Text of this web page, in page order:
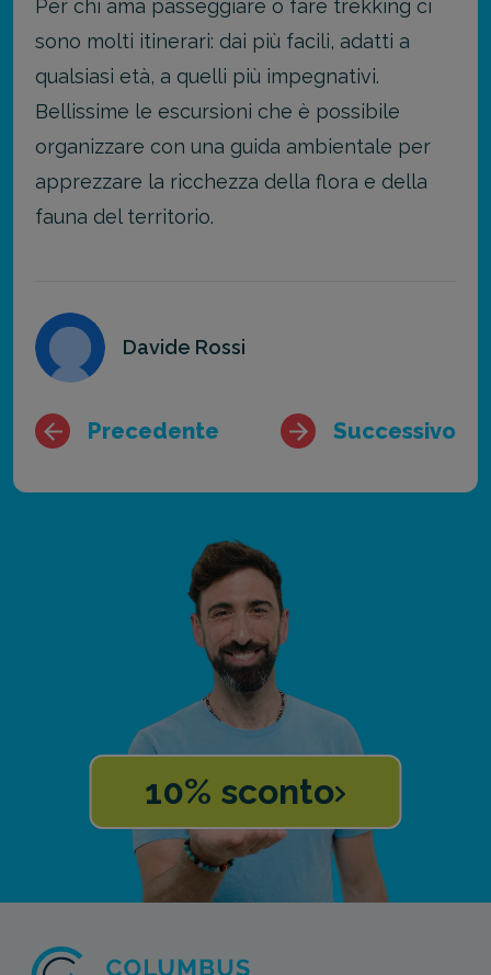
Per chi ama passeggiare o fare trekking ci
sono molti itinerari: dai più facili, adatti a
qualsiasi età, a quelli più impegnativi.
Bellissime le escursioni che è possibile
organizzare con una guida ambientale per
apprezzare la ricchezza della flora e della
fauna del territorio.
Davide Rossi
Precedente Successivo
10% sconto